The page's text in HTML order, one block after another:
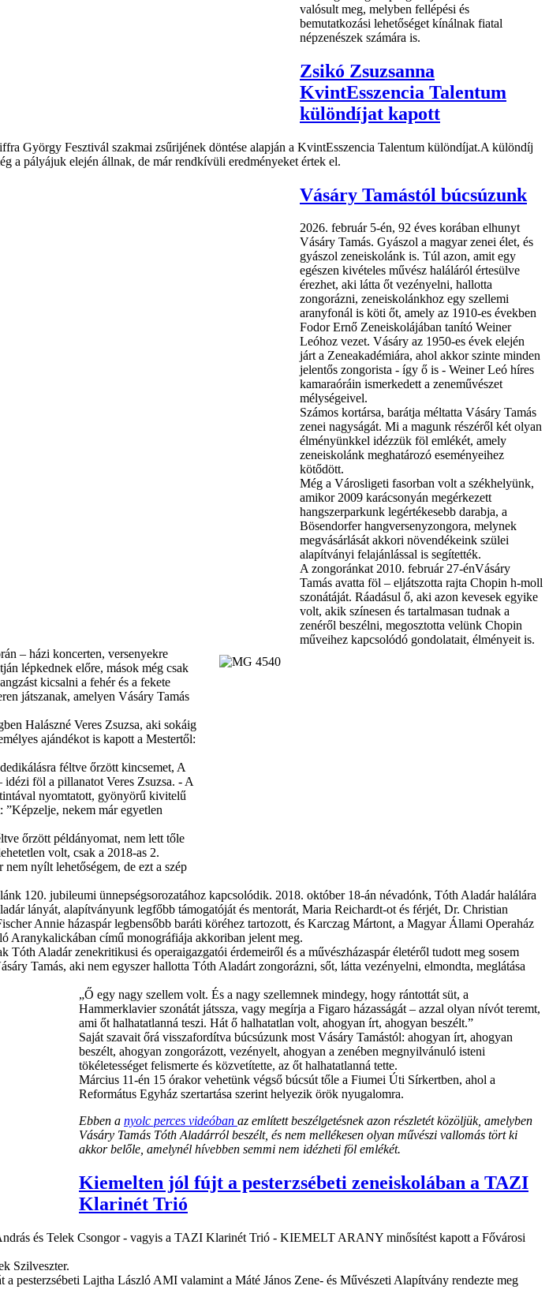
valósult meg, melyben fellépési és
bemutatkozási lehetőséget kínálnak fiatal
népzenészek számára is.
Zsikó Zsuzsanna
KvintEsszencia Talentum
különdíjat kapott
György Fesztivál szakmai zsűrijének döntése alapján a KvintEsszencia Talentum különdíjat.A különdíj
a pályájuk elején állnak, de már rendkívüli eredményeket értek el.
Vásáry Tamástól búcsúzunk
2026. február 5-én, 92 éves korában elhunyt
Vásáry Tamás. Gyászol a magyar zenei élet, és
gyászol zeneiskolánk is. Túl azon, amit egy
egészen kivételes művész haláláról értesülve
érezhet, aki látta őt vezényelni, hallotta
zongorázni, zeneiskolánkhoz egy szellemi
aranyfonál is köti őt, amely az 1910-es években
Fodor Ernő Zeneiskolájában tanító Weiner
Leóhoz vezet. Vásáry az 1950-es évek elején
járt a Zeneakadémiára, ahol akkor szinte minden
jelentős zongorista - így ő is - Weiner Leó híres
kamaraóráin ismerkedett a zeneművészet
mélységeivel.
Számos kortársa, barátja méltatta Vásáry Tamás
zenei nagyságát. Mi a magunk részéről két olyan
élményünkkel idézzük föl emlékét, amely
zeneiskolánk meghatározó eseményeihez
kötődött.
Még a Városligeti fasorban volt a székhelyünk,
amikor 2009 karácsonyán megérkezett
hangszerparkunk legértékesebb darabja, a
Bösendorfer hangversenyzongora, melynek
megvásárlását akkori növendékeink szülei
alapítványi felajánlással is segítették.
A zongoránkat 2010. február 27-énVásáry
Tamás avatta föl – eljátszotta rajta Chopin h-moll
szonátáját. Ráadásul ő, aki azon kevesek egyike
volt, akik színesen és tartalmasan tudnak a
zenéről beszélni, megosztotta velünk Chopin
műveihez kapcsolódó gondolatait, élményeit is.
– házi koncerten, versenyekre
lépkednek előre, mások még csak
kicsalni a fehér és a fekete
játszanak, amelyen Vásáry Tamás
Halászné Veres Zsuzsa, aki sokáig
ajándékot is kapott a Mestertől:
féltve őrzött kincsemet, A
föl a pillanatot Veres Zsuzsa. - A
nyomtatott, gyönyörű kivitelű
nekem már egyetlen
őrzött példányomat, nem lett tőle
volt, csak a 2018-as 2.
nyílt lehetőségem, de ezt a szép
120. jubileumi ünnepségsorozatához kapcsolódik. 2018. október 18-án névadónk, Tóth Aladár halálára
lányát, alapítványunk legfőbb támogatóját és mentorát, Maria Reichardt-ot és férjét, Dr. Christian
Annie házaspár legbensőbb baráti köréhez tartozott, és Karczag Mártont, a Magyar Állami Operaház
Aranykalickában című monográfiája akkoriban jelent meg.
Tóth Aladár zenekritikusi és operaigazgatói érdemeiről és a művészházaspár életéről tudott meg sosem
Tamás, aki nem egyszer hallotta Tóth Aladárt zongorázni, sőt, látta vezényelni, elmondta, meglátása
„Ő egy nagy szellem volt. És a nagy szellemnek mindegy, hogy rántottát süt, a
Hammerklavier szonátát játssza, vagy megírja a Figaro házasságát – azzal olyan nívót teremt,
ami őt halhatatlanná teszi. Hát ő halhatatlan volt, ahogyan írt, ahogyan beszélt.”
Saját szavait őrá visszafordítva búcsúzunk most Vásáry Tamástól: ahogyan írt, ahogyan
beszélt, ahogyan zongorázott, vezényelt, ahogyan a zenében megnyilvánuló isteni
tökéletességet felismerte és közvetítette, az őt halhatatlanná tette.
Március 11-én 15 órakor vehetünk végső búcsút tőle a Fiumei Úti Sírkertben, ahol a
Református Egyház szertartása szerint helyezik örök nyugalomra.
Ebben a nyolc perces videóban az említett beszélgetésnek azon részletét közöljük, amelyben
Vásáry Tamás Tóth Aladárról beszélt, és nem mellékesen olyan művészi vallomás tört ki
akkor belőle, amelynél hívebben semmi nem idézheti föl emlékét.
Kiemelten jól fújt a pesterzsébeti zeneiskolában a TAZI
Klarinét Trió
és Telek Csongor - vagyis a TAZI Klarinét Trió - KIEMELT ARANY minősítést kapott a Fővárosi
Szilveszter.
a pesterzsébeti Lajtha László AMI valamint a Máté János Zene- és Művészeti Alapítvány rendezte meg